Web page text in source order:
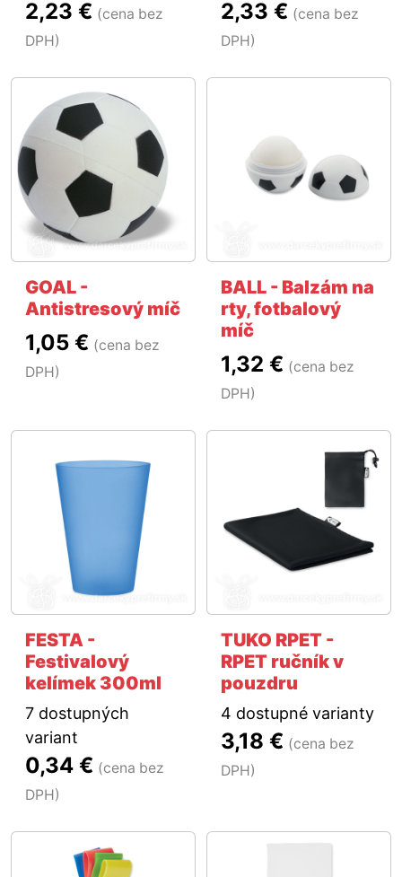
2,23 € (cena bez
DPH)
2,33 € (cena bez
DPH)
GOAL -
Antistresový míč
1,05 € (cena bez
DPH)
BALL - Balzám na
rty, fotbalový
míč
1,32 € (cena bez
DPH)
FESTA -
Festivalový
kelímek 300ml
7 dostupných
variant
0,34 € (cena bez
DPH)
TUKO RPET -
RPET ručník v
pouzdru
4 dostupné varianty
3,18 € (cena bez
DPH)